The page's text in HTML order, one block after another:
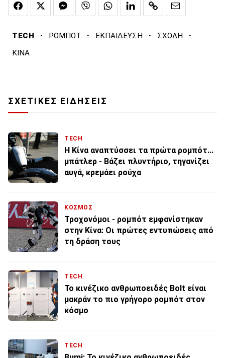
TECH · ΡΟΜΠΟΤ · ΕΚΠΑΙΔΕΥΣΗ · ΣΧΟΛΗ ·
ΚΙΝΑ
ΣΧΕΤΙΚΕΣ ΕΙΔΗΣΕΙΣ
TECH
Η Κίνα αναπτύσσει τα πρώτα ρομπότ...
μπάτλερ - Βάζει πλυντήριο, τηγανίζει
αυγά, κρεμάει ρούχα
ΚΟΣΜΟΣ
Τροχονόμοι - ρομπότ εμφανίστηκαν
στην Κίνα: Οι πρώτες εντυπώσεις από
τη δράση τους
TECH
Το κινέζικο ανθρωποειδές Bolt είναι
μακράν το πιο γρήγορο ρομπότ στον
κόσμο
TECH